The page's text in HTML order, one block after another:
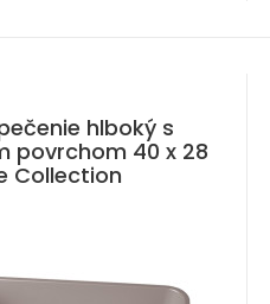
hlboký s
povrchom 40 x 28
Collection